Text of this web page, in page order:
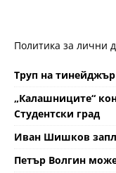
Политика за лични
Труп на
„Калашниците“
Студентски град
Иван Шишков
Петър Волгин